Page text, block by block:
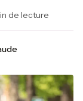
de lecture